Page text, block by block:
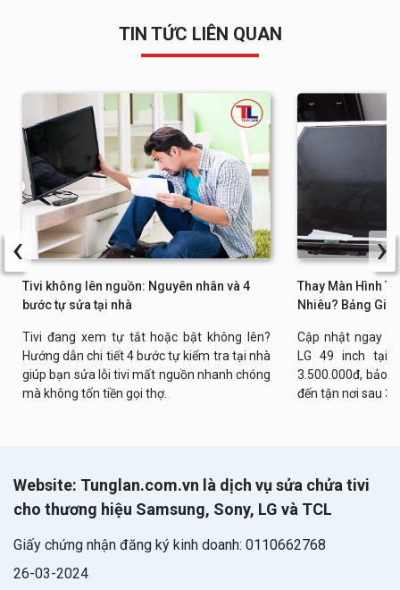
TIN TỨC LIÊN QUAN
Tivi không lên nguồn: Nguyên nhân và 4
bước tự sửa tại nhà
Tivi đang xem tự tắt hoặc bật không lên?
Hướng dẫn chi tiết 4 bước tự kiểm tra tại nhà
giúp bạn sửa lỗi tivi mất nguồn nhanh chóng
mà không tốn tiền gọi thợ.
Thay Màn Hình
Nhiêu? Bảng Giá
Cập nhật ngay
LG 49 inch tại
3.500.000đ, bảo
đến tận nơi sau
‹ ›
Website: Tunglan.com.vn là dịch vụ sửa chửa tivi
cho thương hiệu Samsung, Sony, LG và TCL
Giấy chứng nhận đăng ký kinh doanh: 0110662768
26-03-2024